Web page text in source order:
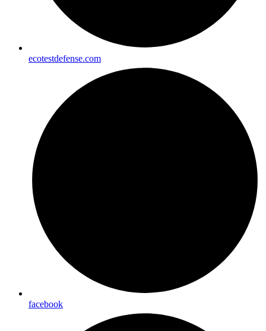
ecotestdefense.com
facebook